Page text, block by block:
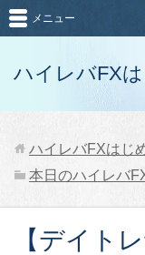
ハイレバFX
メニュー
ハイレバFXはじ
本日のハイレバ
【デイト